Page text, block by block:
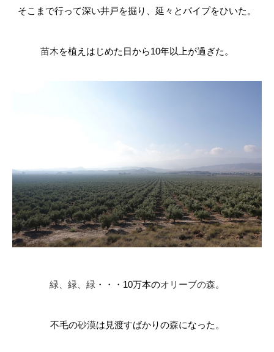
そこまで行って深い井戸を掘り、延々とパイプをひいた。
苗木を植えはじめた日から10年以上が過ぎた。
緑、緑、緑 ・・・ 10万本のオリーブの森。
不毛の砂漠は見渡すばかりの森になった。